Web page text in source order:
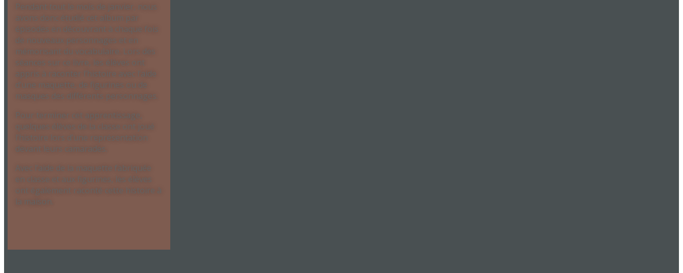
Pendant tout le mois de janvier, nous
avons donc étudié cet album par
épisodes en découvrant à chaque fois
de nouveaux personnages et en
mémorisant du vocabulaire. Lors des
séances sur ce livre, les élèves ont
appris à raconter l’histoire avec l’aide
d’une maquette, de figurines ou de
masques des différents personnages.
Pour terminer cet apprentissage,
quelques élèves de la classe ont joué
l’histoire lors d’une représentation
devant leurs camarades.
Avec l’aide de la maquette fabriquée
en classe et aux figurines, les élèves
ont également raconté cette histoire à
la maison.